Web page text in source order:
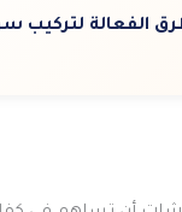
الفعالة لتركيب